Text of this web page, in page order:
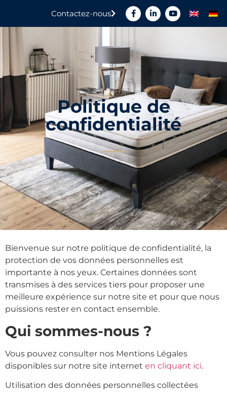
Contactez-nous
Politique de
confidentialité
Bienvenue sur notre politique de confidentialité, la
protection de vos données personnelles est
importante à nos yeux. Certaines données sont
transmises à des services tiers pour proposer une
meilleure expérience sur notre site et pour que nous
puissions rester en contact ensemble.
Qui sommes-nous ?
Vous pouvez consulter nos Mentions Légales
disponibles sur notre site internet en cliquant ici.
Utilisation des données personnelles collectées